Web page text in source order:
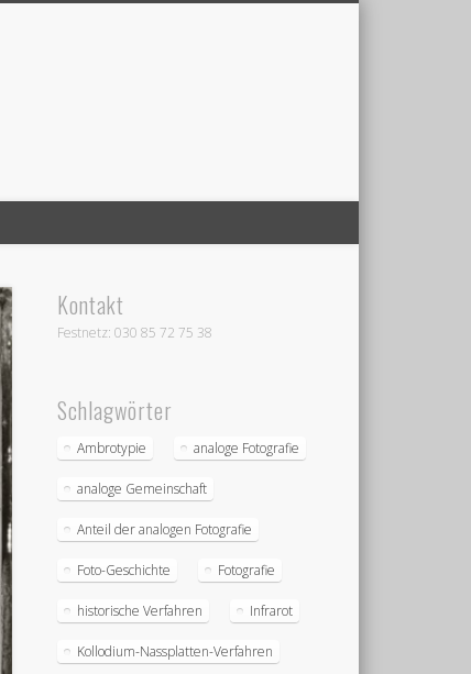
Kontakt
Festnetz: 030 85 72 75 38
Schlagwörter
Ambrotypie analoge Fotografie
analoge Gemeinschaft
Anteil der analogen Fotografie
Foto-Geschichte Fotografie
historische Verfahren Infrarot
Kollodium-Nassplatten-Verfahren